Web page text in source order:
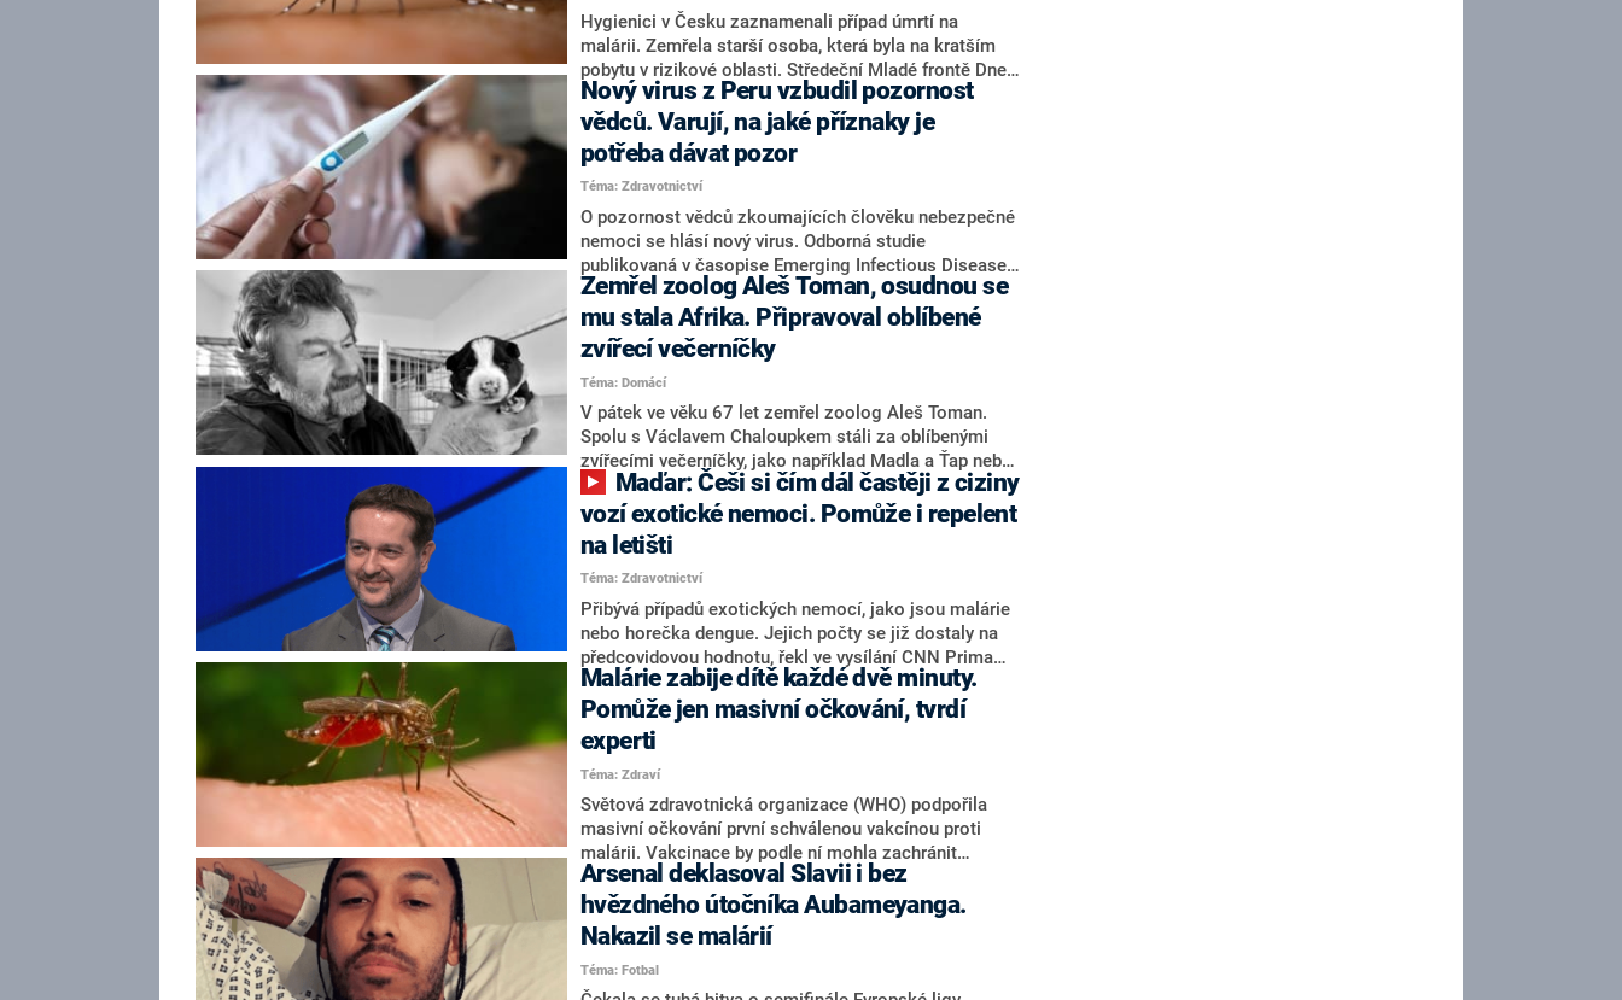
Hygienici v Česku zaznamenali případ úmrtí na
malárii. Zemřela starší osoba, která byla na kratším
pobytu v rizikové oblasti. Středeční Mladé frontě Dnes
(MfD) to potvrdila mluvčí Krajské hygienické stanice
Olomouckého kraje Markéta Koutná. Podle deníku
podlehla infekční nemoci žena ze Šumperska, která
trávila Vánoce na východoafrickém ostrově Zanzibar.
Po návratu zemřela v nemocnici.
Nový virus z Peru vzbudil pozornost
vědců. Varují, na jaké příznaky je
potřeba dávat pozor
Téma: Zdravotnictví
O pozornost vědců zkoumajících člověku nebezpečné
nemoci se hlásí nový virus. Odborná studie
publikovaná v časopise Emerging Infectious Diseases
informuje o objevení nové nákazy v Peru. Vědci
zkoumali krev pacienta, který vyhledal pomoc lékařů
kvůli horečce a ochromujícím bolestem hlavy, svalů a
kloubů. Nákaza podle expertů koluje v džungli a je
třeba ji sledovat, aby bylo možné chránit veřejné
zdraví. Píše o tom britský Daily Mail.
Zemřel zoolog Aleš Toman, osudnou se
mu stala Afrika. Připravoval oblíbené
zvířecí večerníčky
Téma: Domácí
V pátek ve věku 67 let zemřel zoolog Aleš Toman.
Spolu s Václavem Chaloupkem stáli za oblíbenými
zvířecími večerníčky, jako například Madla a Ťap nebo
Vydrýsek. Podle webu iDNES podlehl komplikacím po
nákaze malárií.
vozí exotické nemoci. Pomůže i repelent
na letišti
Téma: Zdravotnictví
Přibývá případů exotických nemocí, jako jsou malárie
nebo horečka dengue. Jejich počty se již dostaly na
předcovidovou hodnotu, řekl ve vysílání CNN Prima
NEWS epidemiolog Rastislav Maďar. Cestujícím do
cizokrajných destinací proto doporučil, aby před
odletem vyhledali ordinaci cestovní medicíny. Ta lidem
například na míru doporučí, proti jakým onemocněním
by se měli nechat naočkovat.
Malárie zabije dítě každé dvě minuty.
Pomůže jen masivní očkování, tvrdí
experti
Téma: Zdraví
Světová zdravotnická organizace (WHO) podpořila
masivní očkování první schválenou vakcínou proti
malárii. Vakcinace by podle ní mohla zachránit
desetitisíce životů, zejména dětí v Africe. Na malárii,
nemoc známou už od dob antiky, podle statistik WHO
zemře na světě jedno dítě každé dvě minuty.
Doporučení organizace očkovat představil na
středeční tiskové konferenci šéf WHO Tedros
Arsenal deklasoval Slavii i bez
hvězdného útočníka Aubameyanga.
Nakazil se malárií
Téma: Fotbal